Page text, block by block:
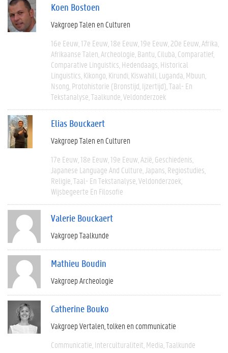
Koen Bostoen
Vakgroep Talen en Culturen
16e Eeuw 17e Eeuw 18e Eeuw 19e Eeuw 20e Eeuw Afrika
Afrikaanse Talen Archeologie Bantu Cilubà Comparatief
Comparative Linguistics Hedendaags Historical
Linguistics Kikongo Kirundi Kiswahili Luganda Mbuun
Nsong Protohistorie (bronstijd, Ijzertijd) Taal- En
Tekstanalyse Taalkunde Veldonderzoek
Elias Bouckaert
Vakgroep Talen en Culturen
17e Eeuw 18e Eeuw 19e Eeuw Azië Geschiedenis
Japanese Language And Culture Japans Regiostudies
Religie Taal- En Tekstanalyse Veldonderzoek
Wijsbegeerte En Filosofie
Valerie Bouckaert
Vakgroep Taalkunde
Mathieu Boudin
Vakgroep Archeologie
Catherine Bouko
Vakgroep Vertalen, tolken en communicatie
Communicatie Interculturaliteit Media Taalkunde